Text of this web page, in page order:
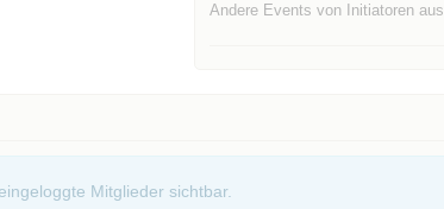
Andere Events von Initiatoren aus
Mitglieder sichtbar.